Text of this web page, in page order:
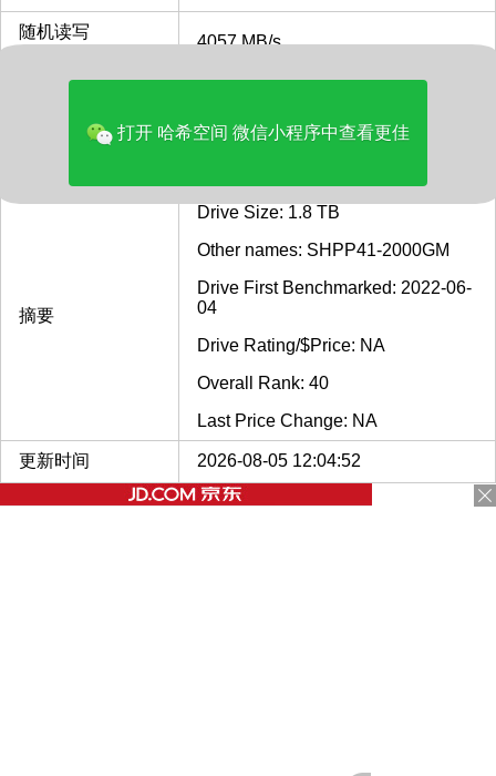
随机读写
4057 MB/s
发布时间 2022
摘要
Drive Size: 1.8 TB
Other names: SHPP41-2000GM
Drive First Benchmarked: 2022-06-
04
Drive Rating/$Price: NA
Overall Rank: 40
Last Price Change: NA
更新时间 2026-08-05 12:04:52
打开 哈希空间 微信小程序中查看更佳